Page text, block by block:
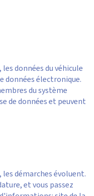
données du véhicule
données électronique.
du système
de données et peuvent
démarches évoluent.
et vous passez